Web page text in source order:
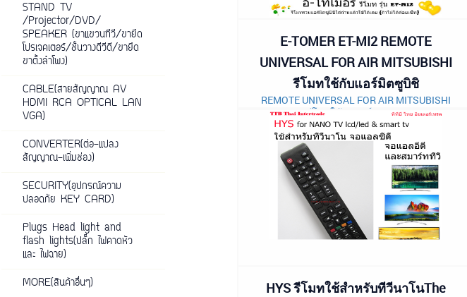
STAND TV
/Projector/DVD/
SPEAKER (ขาแขวนทีวี/ขายึด
โปรเจคเตอร์/ชั้นวางดีวีดี/ขายึด
ขาตั้งลำโพง)
CABLE(สายสัญญาณ AV
HDMI RCA OPTICAL LAN
VGA)
CONVERTER(ต่อ-แปลง
สัญญาณ-เพิ่มช่อง)
SECURITY(อุปกรณ์ความ
ปลอดภัย KEY CARD)
Plugs Head light and
flash lights(ปลั๊ก ไฟคาดหัว
และ ไฟฉาย)
MORE(สินค้าอื่นๆ)
E-TOMER ET-MI2 REMOTE
UNIVERSAL FOR AIR MITSUBISHI
รีโมทใช้กับแอร์มิตซูบิชิ
REMOTE UNIVERSAL FOR AIR MITSUBISHI
รีโมทใช้กับแอร์มิตซูบิชิ
HYS รีโมทใช้สำหรับทีวีนาโนThe